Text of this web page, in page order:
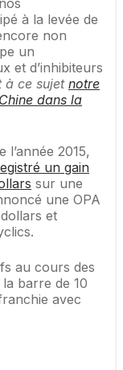
à la levée de
non
un
et d’inhibiteurs
à ce sujet notre
dans la
l’année 2015,
un gain
sur une
une OPA
et
au cours des
barre de 10
avec